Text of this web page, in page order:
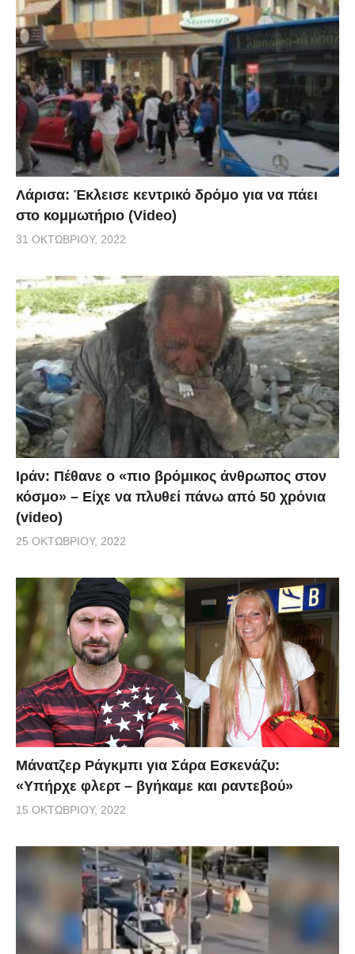
Λάρισα: Έκλεισε κεντρικό δρόμο για να πάει
στο κομμωτήριο (Video)
31 ΟΚΤΩΒΡΊΟΥ, 2022
Ιράν: Πέθανε ο «πιο βρόμικος άνθρωπος στον
κόσμο» – Είχε να πλυθεί πάνω από 50 χρόνια
(video)
25 ΟΚΤΩΒΡΊΟΥ, 2022
Μάνατζερ Ράγκμπι για Σάρα Εσκενάζυ:
«Υπήρχε φλερτ – βγήκαμε και ραντεβού»
15 ΟΚΤΩΒΡΊΟΥ, 2022